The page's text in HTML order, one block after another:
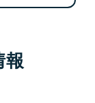
報